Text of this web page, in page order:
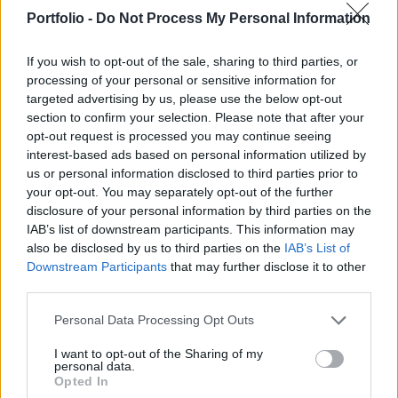
Portfolio - Do Not Process My Personal Information
If you wish to opt-out of the sale, sharing to third parties, or
processing of your personal or sensitive information for
targeted advertising by us, please use the below opt-out
section to confirm your selection. Please note that after your
opt-out request is processed you may continue seeing
interest-based ads based on personal information utilized by
us or personal information disclosed to third parties prior to
your opt-out. You may separately opt-out of the further
disclosure of your personal information by third parties on the
IAB’s list of downstream participants. This information may
also be disclosed by us to third parties on the IAB’s List of
Downstream Participants that may further disclose it to other
Personal Data Processing Opt Outs
I want to opt-out of the Sharing of my
personal data.
Opted In
forgalmazását, miután két tinédzser fiú meghalt a
kezelést követően. A hírre a társaság részvényei
több mint 30 százalékot zuhantak.
Portfolio Investment Day 2026Október 21-én jön a Portfolio
Investment Day 2026, ahol a piac vezető szakértőivel
keressük a választ a befektetőket leginkább foglalkoztató
kérdésekre. Meddig tarthat az AI-rali, kik lehetnek a
következő évek nyertesei, mire számíthatunk a részvény-,
kötvény-, nyersanyag- és kriptopiacokon, és hogyan
érdemes portfóliót építeni egy gyorsan változó...
KEDVES OLVASÓNK!
tartozik, melynek olvasása előfizetéses
regisztrációhoz kötött.
Az előfizetés a következőket tartalmazza: